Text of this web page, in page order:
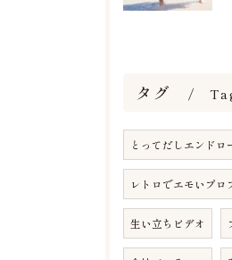
タグ
とってだしエンドロ
レトロでエモいプロ
生い立ちビデオ